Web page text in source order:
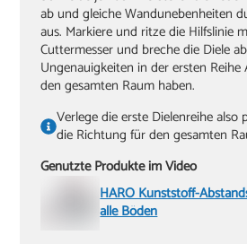
ab und gleiche Wandunebenheiten
aus. Markiere und ritze die Hilfslinie
Cuttermesser und breche die Diele
Ungenauigkeiten in der ersten
den gesamten Raum haben.
Verlege die erste Dielenreihe also
die Richtung für den gesamten
Genutzte Produkte im Video
HARO Kunststoff-
alle Böden